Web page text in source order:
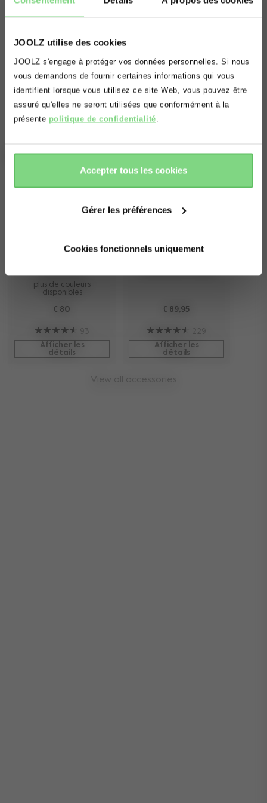
JOOLZ utilise des cookies
JOOLZ s'engage à protéger vos données personnelles. Si nous
vous demandons de fournir certaines informations qui vous
identifient lorsque vous utilisez ce site Web, vous pouvez être
assuré qu'elles ne seront utilisées que conformément à la
présente politique de confidentialité.
Accepter tous les cookies
Gérer les préférences
Cookies fonctionnels uniquement
compatibles avec la Joolz Geo² contient tout ce
les boutons gris au centre pour détacher les
anciennes roues, puis de mettre les nouvelles en
place.
Lire la suite
Complete your ride
View all accessories
plus de couleurs
disponibles
€ 80
Afficher les
détails
€ 89,95
Afficher les
détails
Oups! Il semblerait que vous vous
situez sur le mauvais domaine.
Voulez vous être redirigé(e) vers le
bon domaine?
refuser
accepter